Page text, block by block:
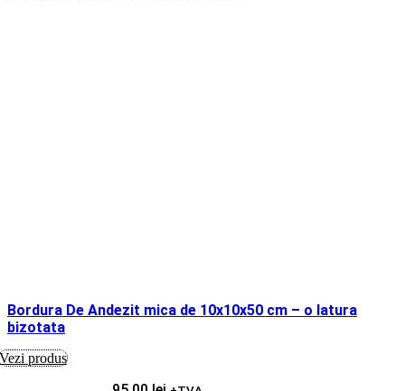
Bordura De Andezit mica de 10x10x50 cm – o latura
bizotata
Vezi produs